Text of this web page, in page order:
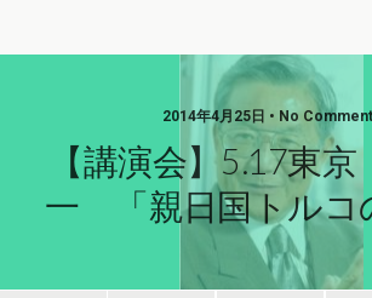
2014年4月25日 • No
【講演会】5.17東
一 「親日国トルコ